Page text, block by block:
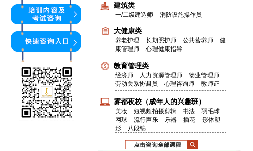
建筑类
一/二级建造师 消防设施操作员
大健康类
养老护理 长期照护师 公共营养师
健
康管理师
心理健康指导
教育管理类
经济师 人力资源管理师
物业管理师
劳动关系协调员
心理咨询师 教师证
雾都夜校（成年人的兴趣班）
美妆 短视频拍摄剪辑 书法
羽毛球
网球
流行声乐 乐器 插花
形体塑
形
八段锦